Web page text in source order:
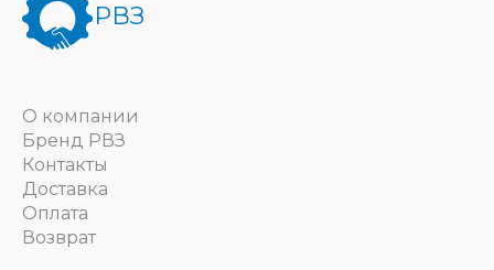
РВЗ
О компании
Бренд РВЗ
Контакты
Доставка
Оплата
Возврат